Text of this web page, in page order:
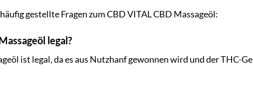
gestellte Fragen zum CBD VITAL CBD Massageöl:
legal?
ist legal, da es aus Nutzhanf gewonnen wird und der THC-